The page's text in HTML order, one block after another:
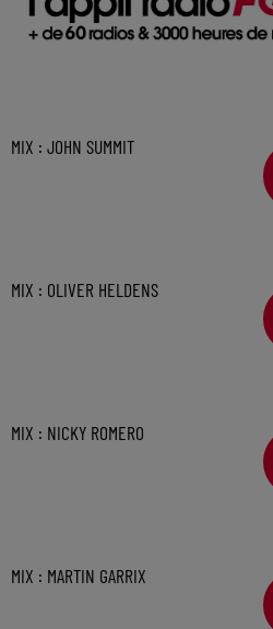
MIX : JOHN SUMMIT
MIX : OLIVER HELDENS
MIX : NICKY ROMERO
MIX : MARTIN GARRIX